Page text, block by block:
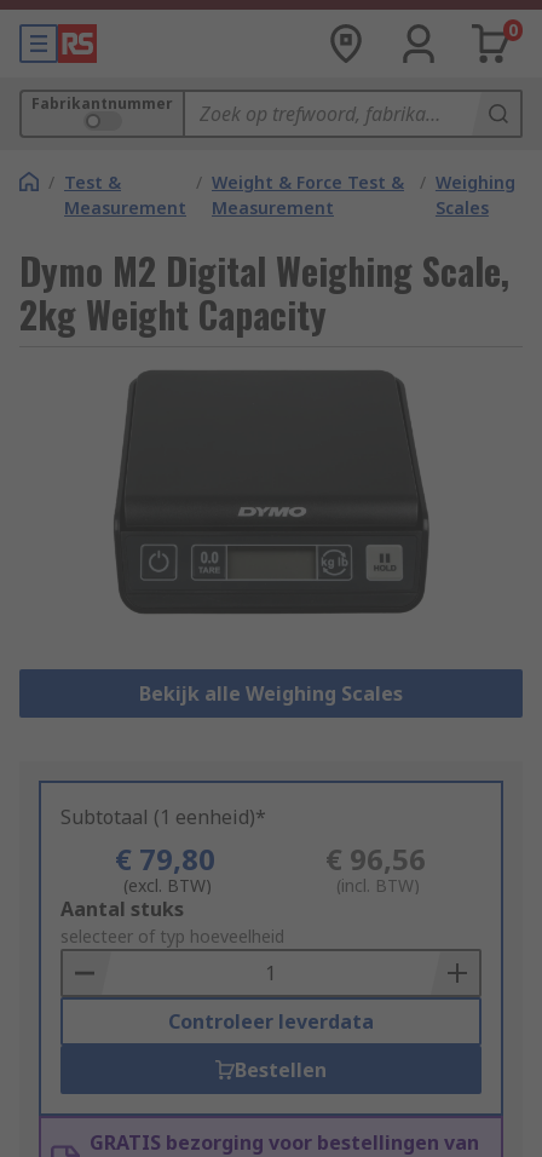
0
Fabrikantnummer
/ Test &
Measurement
/ Weight & Force Test &
Measurement
/ Weighing
Scales
Dymo M2 Digital Weighing Scale,
2kg Weight Capacity
Bekijk alle Weighing Scales
Subtotaal (1 eenheid)*
€ 79,80
(excl. BTW)
€ 96,56
(incl. BTW)
Add
to
Basket
Aantal stuks
selecteer of typ hoeveelheid
Controleer leverdata
Bestellen
GRATIS bezorging voor bestellingen van